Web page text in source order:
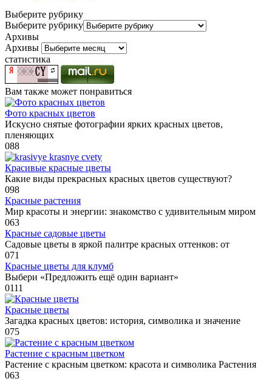
Выберите рубрику
Выберите рубрику
Архивы
Архивы
статистика
Вам также может понравиться
Фото красных цветов
Искусно снятые фотографии ярких красных цветов,
пленяющих
088
Красивые красные цветы
Какие виды прекрасных красных цветов существуют?
098
Красные растения
Мир красоты и энергии: знакомство с удивительным миром
063
Красные садовые цветы
Садовые цветы в яркой палитре красных оттенков: от
071
Красные цветы для клумб
Выбери «Предложить ещё один вариант»
0111
Красные цветы
Загадка красных цветов: история, символика и значение
075
Растение с красным цветком
Растение с красным цветком: красота и символика Растения
063